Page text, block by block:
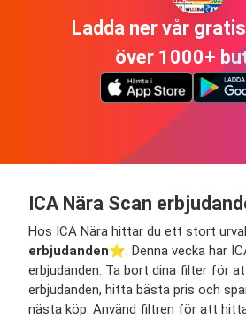
Ladda ner vår
över 1000+
ICA Nära Scan
Hos ICA Nära hittar du ett stort
erbjudanden⭐️. Denna vecka har
erbjudanden. Ta bort dina filter för
erbjudanden, hitta bästa pris och
nästa köp. Använd filtren för att